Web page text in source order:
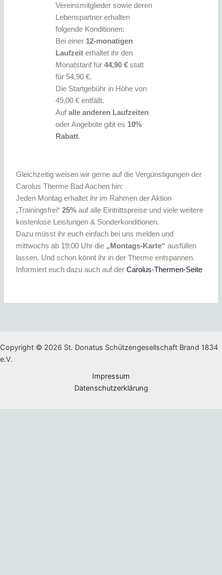
Vereinsmitglieder sowie deren
Lebenspartner erhalten
folgende Konditionen:
Bei einer 12-monatigen
Laufzeit erhaltet ihr den
Monatstarif für44,90 € statt
für 54,90 €.
Die Startgebühr in Höhe von
49,00 € entfällt.
Aufalle anderen Laufzeiten
oder Angebote gibt es 10%
Rabatt.
Gleichzeitig weisen wir gerne auf die Vergünstigungen der
Carolus Therme Bad Aachen hin:
Jeden Montag erhaltet ihr im Rahmen der Aktion
„Trainingsfrei“25% auf alle Eintrittspreise und viele weitere
kostenlose Leistungen & Sonderkonditionen.
Dazu müsst ihr euch einfach bei uns melden und
mittwochs ab 19:00 Uhr die „Montags-Karte“ ausfüllen
lassen. Und schon könnt ihr in der Therme entspannen.
Informiert euch dazu auch auf derCarolus-Thermen-Seite
Copyright © 2026 St. Donatus Schützengesellschaft Brand 1834
e.V.
Impressum
Datenschutzerklärung